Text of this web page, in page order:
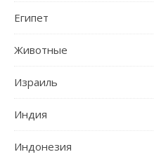
Египет
Животные
Израиль
Индия
Индонезия